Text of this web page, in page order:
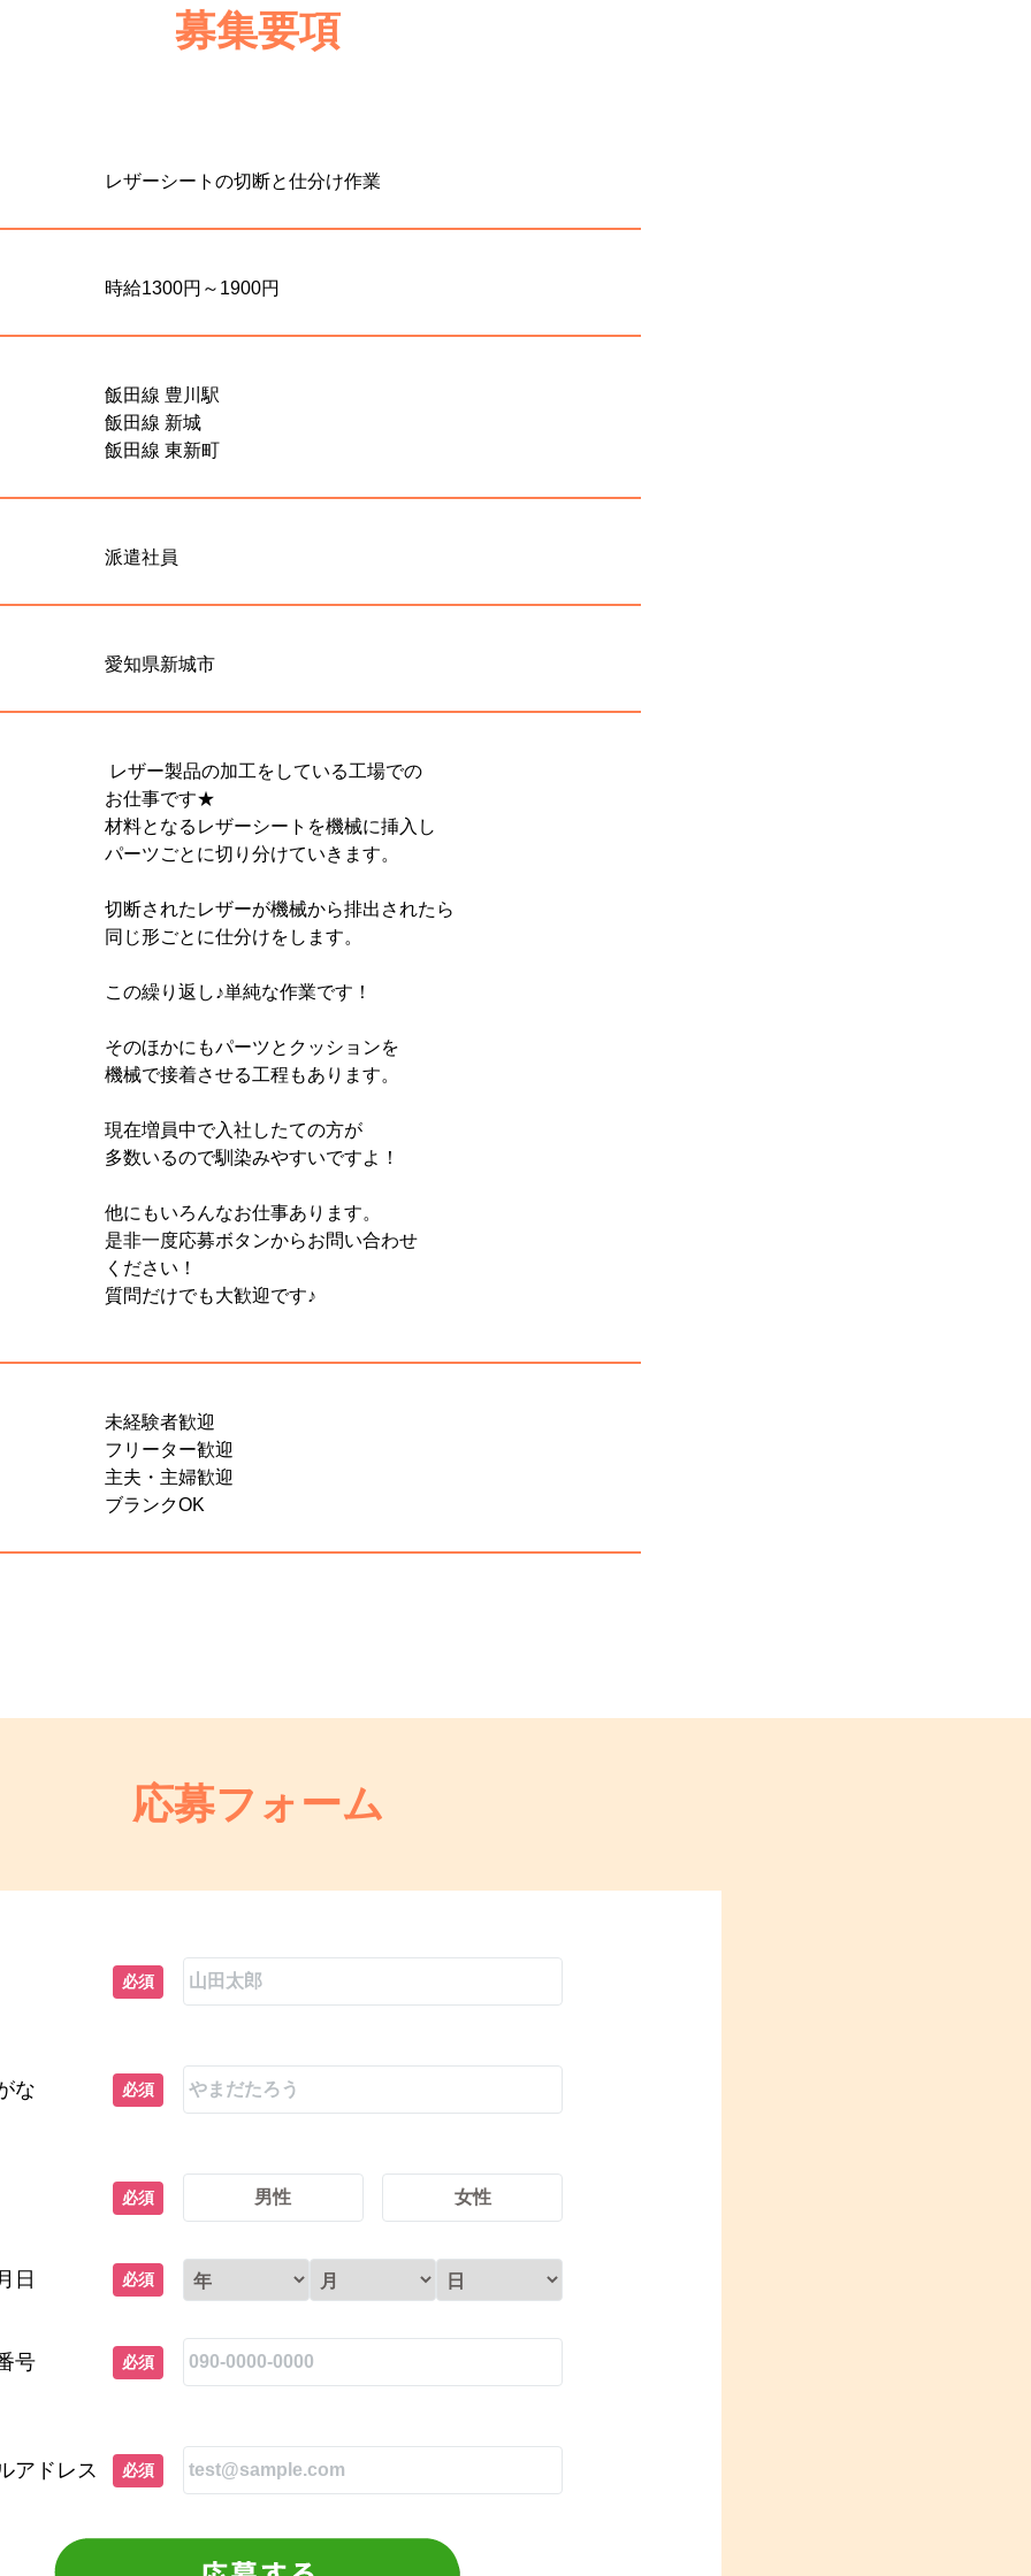
募集要項
レザーシートの切断と仕分け作業
時給1300円～1900円
飯田線 豊川駅
飯田線 新城
飯田線 東新町
派遣社員
愛知県新城市
お仕事です★
材料となるレザーシートを機械に挿入し
パーツごとに切り分けていきます。
切断されたレザーが機械から排出されたら
同じ形ごとに仕分けをします。
この繰り返し♪単純な作業です！
そのほかにもパーツとクッションを
機械で接着させる工程もあります。
現在増員中で入社したての方が
多数いるので馴染みやすいですよ！
他にもいろんなお仕事あります。
是非一度応募ボタンからお問い合わせ
ください！
質問だけでも大歓迎です♪
未経験者歓迎
フリーター歓迎
主夫・主婦歓迎
ブランクOK
応募フォーム
必須
な 必須
必須 男性 女性
日 必須
号 必須
アドレス 必須